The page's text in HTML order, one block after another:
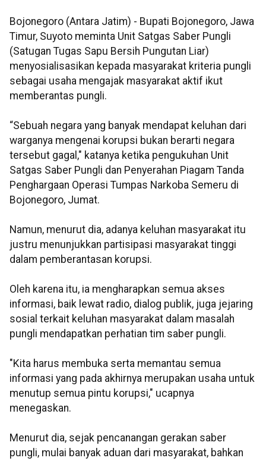
Bojonegoro (Antara Jatim) - Bupati Bojonegoro, Jawa
Timur, Suyoto meminta Unit Satgas Saber Pungli
(Satugan Tugas Sapu Bersih Pungutan Liar)
menyosialisasikan kepada masyarakat kriteria pungli
sebagai usaha mengajak masyarakat aktif ikut
memberantas pungli.
“Sebuah negara yang banyak mendapat keluhan dari
warganya mengenai korupsi bukan berarti negara
tersebut gagal," katanya ketika pengukuhan Unit
Satgas Saber Pungli dan Penyerahan Piagam Tanda
Penghargaan Operasi Tumpas Narkoba Semeru di
Bojonegoro, Jumat.
Namun, menurut dia, adanya keluhan masyarakat itu
justru menunjukkan partisipasi masyarakat tinggi
dalam pemberantasan korupsi.
Oleh karena itu, ia mengharapkan semua akses
informasi, baik lewat radio, dialog publik, juga jejaring
sosial terkait keluhan masyarakat dalam masalah
pungli mendapatkan perhatian tim saber pungli.
"Kita harus membuka serta memantau semua
informasi yang pada akhirnya merupakan usaha untuk
menutup semua pintu korupsi," ucapnya
menegaskan.
Menurut dia, sejak pencanangan gerakan saber
pungli, mulai banyak aduan dari masyarakat, bahkan